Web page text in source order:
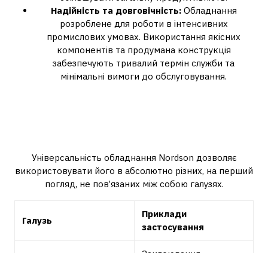
Надійність та довговічність:Обладнання
розроблене для роботи в інтенсивних
промислових умовах. Використання якісних
компонентів та продумана конструкція
забезпечують тривалий термін служби та
мінімальні вимоги до обслуговування.
Універсальність обладнання Nordson дозволяє
використовувати його в абсолютно різних, на перший
погляд, не пов’язаних між собою галузях.
Галузь
Приклади
застосування